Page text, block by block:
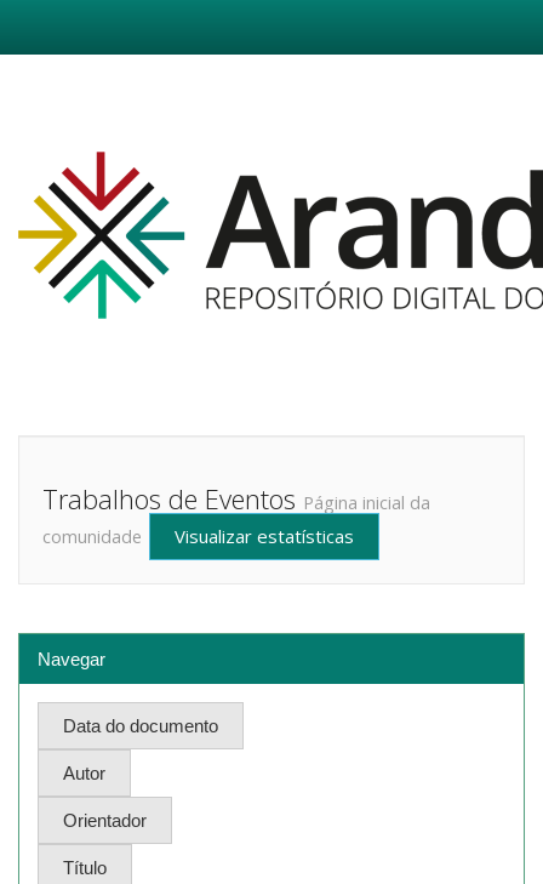
Trabalhos de Eventos Página inicial da
comunidade
Visualizar estatísticas
Navegar